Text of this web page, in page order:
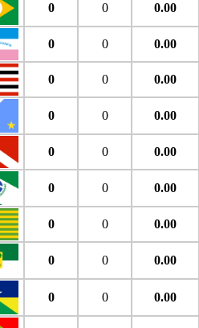
0 0 0.00
0 0 0.00
0 0 0.00
0 0 0.00
0 0 0.00
0 0 0.00
0 0 0.00
0 0 0.00
0 0 0.00